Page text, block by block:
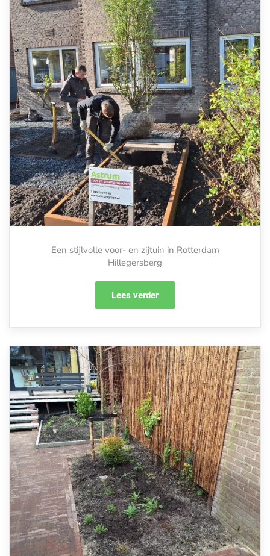
Een stijlvolle voor- en zijtuin in Rotterdam
Hillegersberg
Lees verder